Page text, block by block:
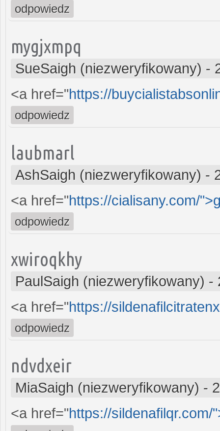
odpowiedz
mygjxmpq
SueSaigh (niezweryfikowany) -
<a href="https://
odpowiedz
laubmarl
AshSaigh (niezweryfikowany) -
<a href="https://cialisany.com/
odpowiedz
xwiroqkhy
PaulSaigh (niezweryfikowany) -
<a href="https://
odpowiedz
ndvdxeir
MiaSaigh (niezweryfikowany) -
<a href="https://sildenafilqr.com/